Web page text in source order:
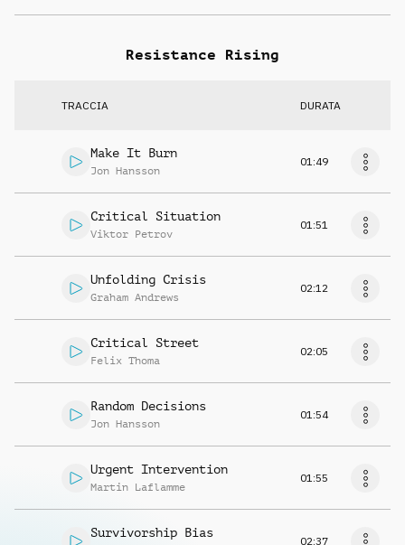
Resistance Rising
TRACCIA DURATA
Make It Burn
Jon Hansson
01:49
Critical Situation
Viktor Petrov
01:51
Unfolding Crisis
Graham Andrews
02:12
Critical Street
Felix Thoma
02:05
Random Decisions
Jon Hansson
01:54
Urgent Intervention
Martin Laflamme
01:55
Survivorship Bias
02:37